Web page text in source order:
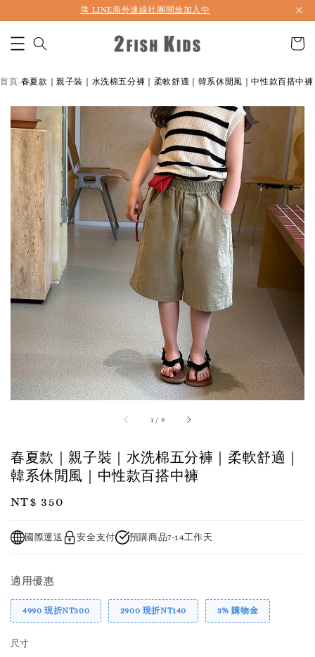
🎏 LINE海外連線社團開放加入中
首頁›春夏款｜親子裝｜水洗棉五分褲｜柔軟舒適｜韓系休閒風｜中性款百搭中褲
1 / 9
春夏款｜親子裝｜水洗棉五分褲｜柔軟舒適｜
韓系休閒風｜中性款百搭中褲
Regular
NT$ 350
國際運送 安全支付 預購商品7-14工作天
適用優惠
4990 現折NT300 2900 現折NT140 3% 購物金
尺寸